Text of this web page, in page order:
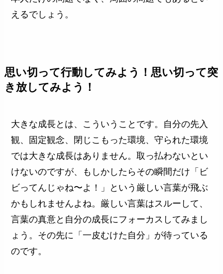
えるでしょう。
思い切って行動してみよう！思い切って突
き放してみよう！
大きな成長とは、こういうことです。自分の先入
観、固定観念、閉じこもった環境、守られた環境
では大きな成長はありません。取っ払わないとい
けないのですが、もしかしたらその瞬間だけ「ビ
ビってんじゃね〜よ！」という厳しい言葉が飛ぶ
かもしれませんよね。厳しい言葉はスルーして、
言葉の真意と自分の成長にフォーカスしてみまし
ょう。その先に「一皮むけた自分」が待っている
のです。